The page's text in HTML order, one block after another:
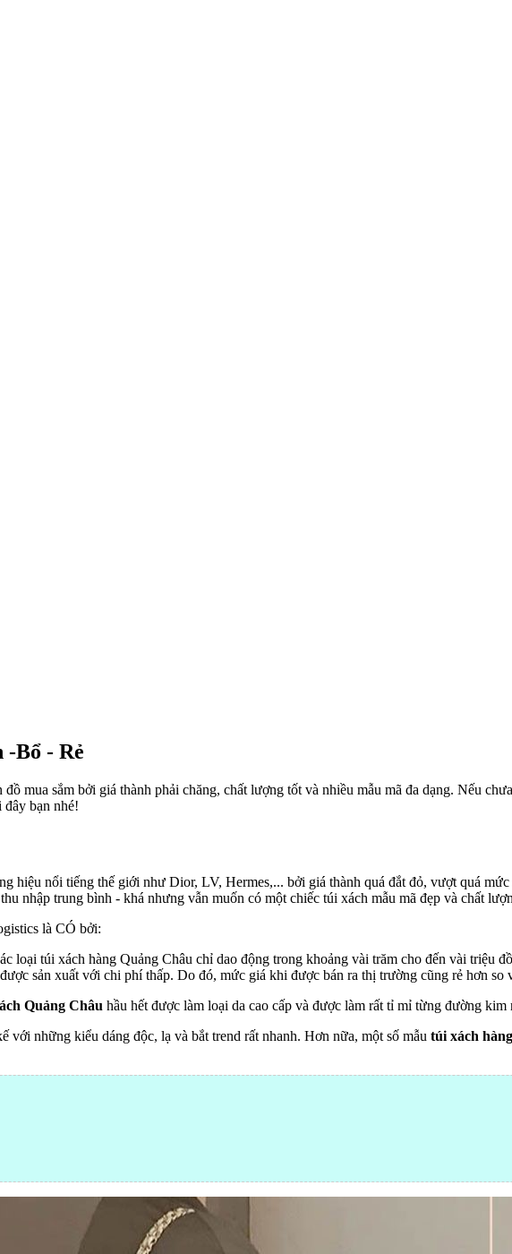
-Bổ - Rẻ
mua sắm bởi giá thành phải chăng, chất lượng tốt và nhiều mẫu mã đa dạng. Nếu
bạn nhé!
hiệu nổi tiếng thế giới như Dior, LV, Hermes,... bởi giá thành quá đắt đỏ, vượt quá
nhập trung bình - khá nhưng vẫn muốn có một chiếc túi xách mẫu mã đẹp và chất
là CÓ bởi:
loại túi xách hàng Quảng Châu chỉ dao động trong khoảng vài trăm cho đến vài triệu
sản xuất với chi phí thấp. Do đó, mức giá khi được bán ra thị trường cũng rẻ hơn so
Quảng Châu hầu hết được làm loại da cao cấp và được làm rất tỉ mỉ từng đường kim
với những kiểu dáng độc, lạ và bắt trend rất nhanh. Hơn nữa, một số mẫu túi xách